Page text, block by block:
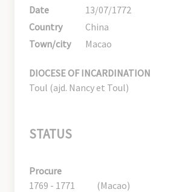
Date
13/07/1772
Country
China
Town/city
Macao
DIOCESE OF INCARDINATION
Toul (ajd. Nancy et Toul)
STATUS
Procure
1769 - 1771
(Macao)